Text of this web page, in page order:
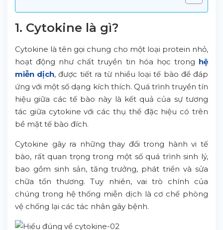
1. Cytokine là gì?
Cytokine là tên gọi chung cho một loại protein nhỏ,
hoạt động như chất truyền tin hóa học trong hệ
miễn dịch, được tiết ra từ nhiều loại tế bào để đáp
ứng với một số dạng kích thích. Quá trình truyền tín
hiệu giữa các tế bào này là kết quả của sự tương
tác giữa cytokine với các thụ thể đặc hiệu có trên
bề mặt tế bào đích.
Cytokine gây ra những thay đổi trong hành vi tế
bào, rất quan trọng trong một số quá trình sinh lý,
bao gồm sinh sản, tăng trưởng, phát triển và sửa
chữa tổn thương. Tuy nhiên, vai trò chính của
chúng trong hệ thống miễn dịch là cơ chế phòng
vệ chống lại các tác nhân gây bệnh.